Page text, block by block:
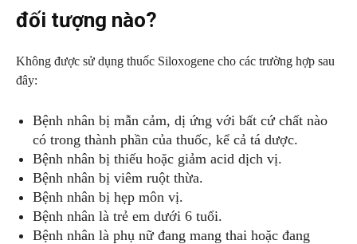
đối tượng nào?
Không được sử dụng thuốc Siloxogene cho các trường hợp sau
đây:
Bệnh nhân bị mẫn cảm, dị ứng với bất cứ chất nào
có trong thành phần của thuốc, kể cả tá dược.
Bệnh nhân bị thiếu hoặc giảm acid dịch vị.
Bệnh nhân bị viêm ruột thừa.
Bệnh nhân bị hẹp môn vị.
Bệnh nhân là trẻ em dưới 6 tuổi.
Bệnh nhân là phụ nữ đang mang thai hoặc đang